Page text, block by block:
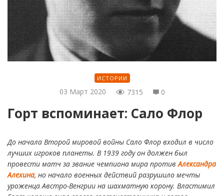
ИСТОРИИ
03 Март 2020 7315 0
Горт вспоминает: Сало Флор
До начала Второй мировой войны Сало Флор входил в число
лучших игроков планеты. В 1939 году он должен был
провести матч за звание чемпиона мира противАлександра
Алехина, но начало военных действий разрушило мечты
уроженца Австро-Венгрии на шахматную корону. Властимил